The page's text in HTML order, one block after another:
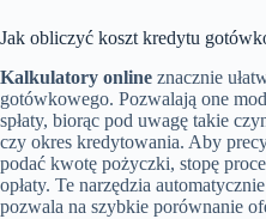
Jak obliczyć koszt kredytu
Kalkulatory online znacznie
gotówkowego. Pozwalają one
spłaty, biorąc pod uwagę takie
czy okres kredytowania. Aby
podać kwotę pożyczki, stopę
opłaty. Te narzędzia
pozwala na szybkie porównanie